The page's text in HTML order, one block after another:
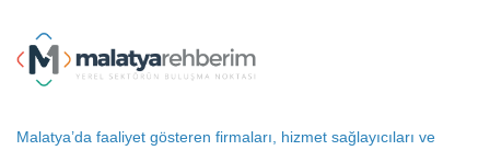
Malatya’da faaliyet gösteren firmaları, hizmet sağlayıcıları ve